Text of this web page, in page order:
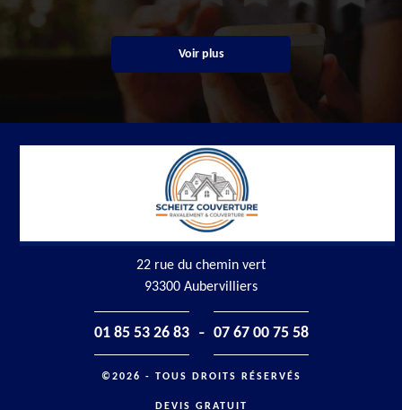
Voir plus
22 rue du chemin vert
93300 Aubervilliers
01 85 53 26 83 - 07 67 00 75 58
©2026 - TOUS DROITS RÉSERVÉS
DEVIS GRATUIT